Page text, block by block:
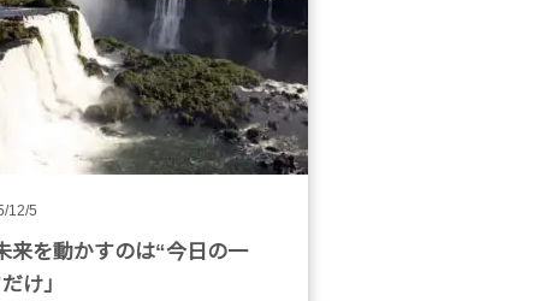
12/5
来を動かすのは“今日の一
け」